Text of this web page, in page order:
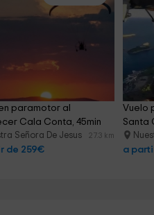
paramotor al
Cala Conta, 45min
Señora De Jesus 27.3 km
de 259€
Vuelo
Santa
a